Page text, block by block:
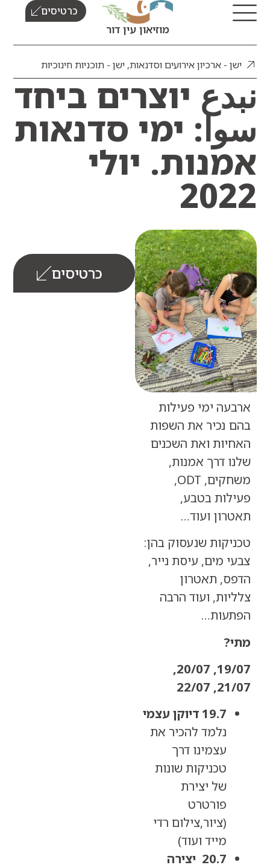
מוזיאון עין דור
כרטיסים
- ארכיון אירועים וסדנאות,ישן - תוכניות חינוכיות
יוצרים ביחד
ימי סדנאות
יולי
כרטיסים
ימי פעילות
נכיר את השפות
ואת השכנים
דרך אמנות,
משחקים, ODT,
בטבע,
ועוד…
שנעסוק בהן:
מים, עיסת נייר,
תאטרון
ועוד הרבה
19/07, 20/07,
19.7 דיוקן עצמי
נלמד להכיר את
עצמינו דרך
טכניקות שונות
של יצירת
פורטרט
(ציור,צילום רדי
מייד ועוד)
20.7 יצירה